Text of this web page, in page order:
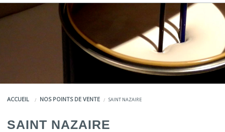
ACCUEIL
COULEURS
LA MARQUE JEFCO®
ACCUEIL NOS POINTS DE VENTE SAINT NAZAIRE
SAINT NAZAIRE